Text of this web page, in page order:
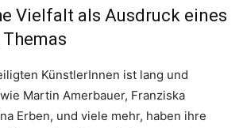
Vielfalt als Ausdruck eines
KünstlerInnen ist lang und
Martin Amerbauer, Franziska
Erben, und viele mehr, haben ihre